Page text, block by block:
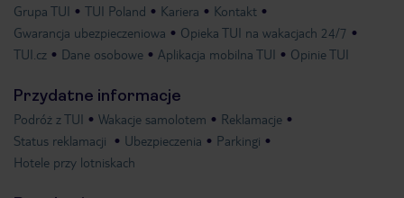
Grupa TUI TUI Poland Kariera
Kontakt
Gwarancja ubezpieczeniowa
Opieka TUI na wakacjach 24/7
TUI.cz
Dane osobowe Aplikacja mobilna TUI Opinie TUI
Przydatne informacje
Podróż z TUI Wakacje samolotem
Reklamacje
Status reklamacji
Ubezpieczenia
Parkingi
Hotele przy lotniskach